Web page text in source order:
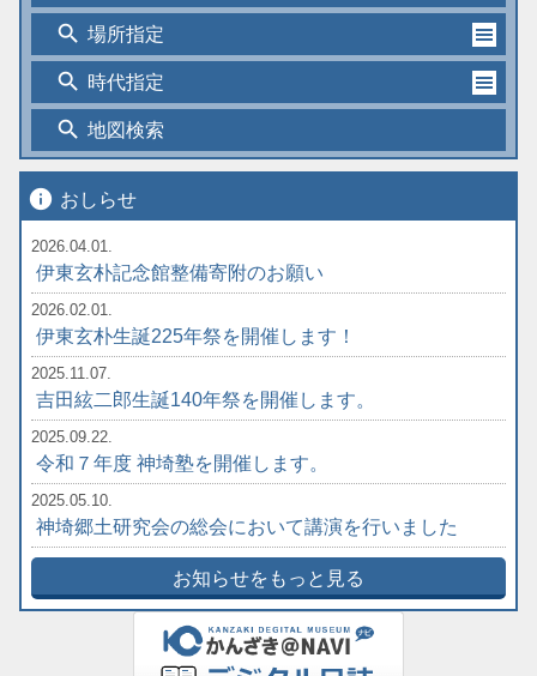
search 場所指定
search 時代指定
search 地図検索
info おしらせ
2026.04.01.
伊東玄朴記念館整備寄附のお願い
2026.02.01.
伊東玄朴生誕225年祭を開催します！
2025.11.07.
吉田絃二郎生誕140年祭を開催します。
2025.09.22.
令和７年度 神埼塾を開催します。
2025.05.10.
神埼郷土研究会の総会において講演を行いました
お知らせをもっと見る